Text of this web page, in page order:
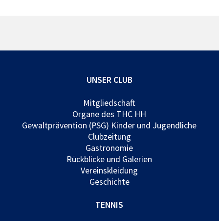
UNSER CLUB
Mitgliedschaft
Organe des THC HH
Gewaltprävention (PSG) Kinder und Jugendliche
Clubzeitung
Gastronomie
Rückblicke und Galerien
Vereinskleidung
Geschichte
TENNIS